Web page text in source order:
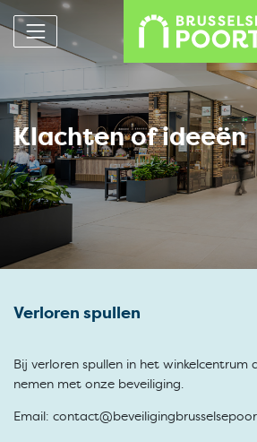
Klachten of ideeën
Verloren spullen
Bij verloren spullen in het
nemen met onze beveiliging.
Email: